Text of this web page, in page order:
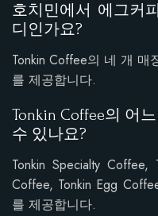
호치민에서 에그커
디인가요?
Tonkin Coffee의 네 개
를 제공합니다.
Tonkin Coffee의 어
수 있나요?
Tonkin Specialty
Coffee, Tonkin Egg
를 제공합니다.